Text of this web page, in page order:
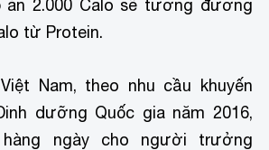
ăn 2.000 Calo sẽ tương đương
từ Protein.
Nam, theo nhu cầu khuyến
dưỡng Quốc gia năm 2016,
ngày cho người trưởng